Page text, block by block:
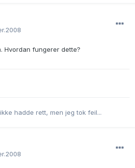
Hvordan fungerer dette?
hadde rett, men jeg tok feil...